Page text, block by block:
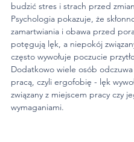
budzić stres i strach przed
Psychologia pokazuje, że
zamartwiania i obawa przed
potęgują lęk, a niepokój
często wywołuje poczucie
Dodatkowo wiele osób
pracą, czyli ergofobię - lęk
związany z miejscem pracy czy
wymaganiami.